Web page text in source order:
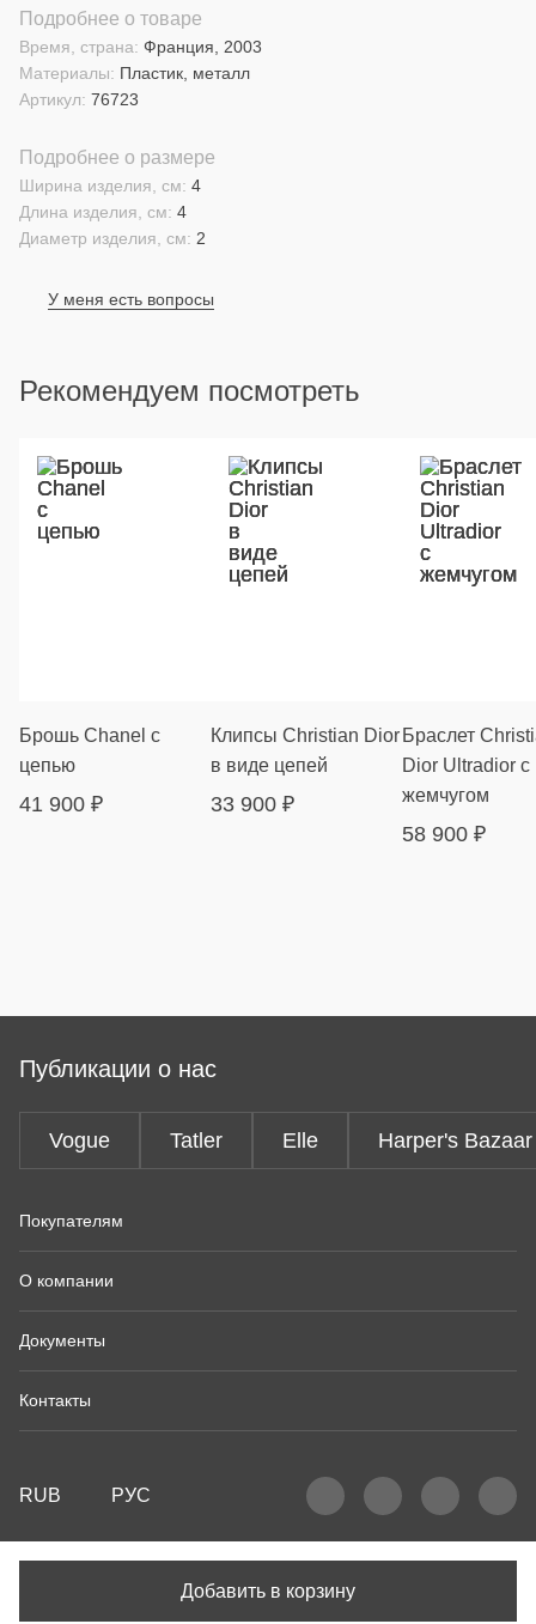
Добавить в корзину
Подробнее о товаре
Материалы: Пластик, металл
Время, страна: Франция, 2003
Артикул: 76723
Подробнее о размере
Диаметр изделия, см: 2
Длина изделия, см: 4
Ширина изделия, см: 4
У меня есть вопросы
Рекомендуем посмотреть
Брошь Chanel с
цепью
41 900 ₽
Клипсы Christian Dior
в виде цепей
33 900 ₽
Браслет
Dior Ultradior с
жемчугом
58 900 ₽
Публикации о нас
Vogue Tatler Elle Harper's Bazaar
Покупателям
О компании
Документы
Контакты
RUB РУС